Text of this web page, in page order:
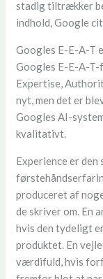
stadig tiltrækker
indhold, Google
Googles E-E-A-T
Googles E-E-A-
Expertise,
nyt, men det er
Googles AI-
kvalitativt.
Experience er
produceret af
de skriver om. En
hvis den tydeligt
produktet. En
værdifuld, hvis